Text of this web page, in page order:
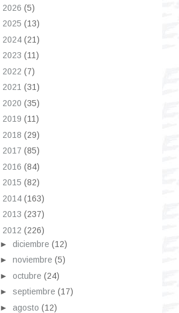
2026 (5)
2025 (13)
2024 (21)
2023 (11)
2022 (7)
2021 (31)
2020 (35)
2019 (11)
2018 (29)
2017 (85)
2016 (84)
2015 (82)
2014 (163)
2013 (237)
2012 (226)
► diciembre (12)
► noviembre (5)
► octubre (24)
► septiembre (17)
► agosto (12)